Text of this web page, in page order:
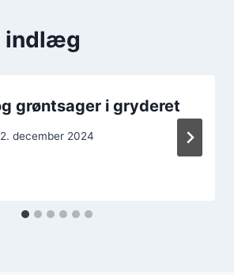
indlæg
grøntsager i gryderet
december 2024